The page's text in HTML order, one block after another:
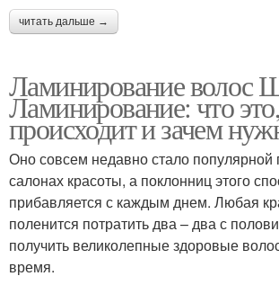
читать дальше →
Ламинирование волос
Ламинирование: что
происходит и зачем
Оно совсем недавно стало популярной
салонах красоты, а поклонниц этого
прибавляется с каждым днем. Любая
поленится потратить два – два с
получить великолепные здоровые
время.